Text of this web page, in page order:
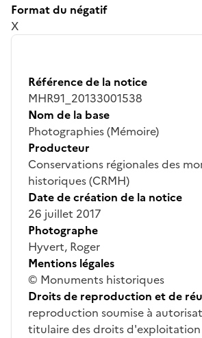
Format du négatif
X
Référence de la notice
MHR91_20133001538
Nom de la base
Photographies (Mémoire)
Producteur
Conservations régionales des
historiques (CRMH)
Date de création de la notice
26 juillet 2017
Photographe
Hyvert, Roger
Mentions légales
© Monuments historiques
Droits de reproduction et de
reproduction soumise à
titulaire des droits d'exploitation